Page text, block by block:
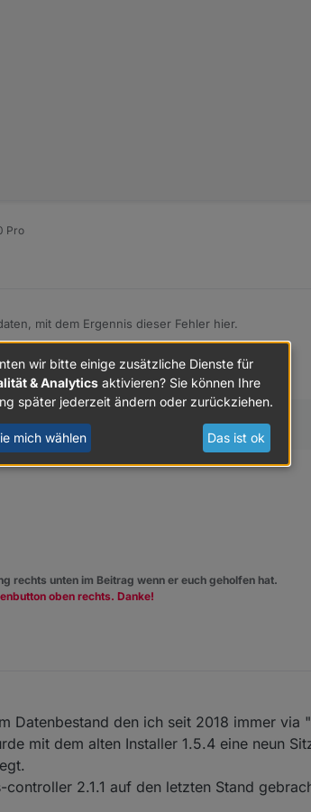
rename
rename 'C:\IoB
Pro
mit dem Ergennis dieser Fehler hier.
is stopped.
--loglevel error --prefix "C:/IoB
ERR!
rename 'C:\IoB
:
rechts unten im Beitrag wenn er euch geholfen hat.
oben rechts. Danke!
Datenbestand den ich seit 2018 immer via
mit dem alten Installer 1.5.4 eine neun
2.1.1 auf den letzten Stand
wir bitte einige zusätzliche Dienste für
& Analytics aktivieren? Sie können Ihre
später jederzeit ändern oder zurückziehen.
mich wählen Das ist ok